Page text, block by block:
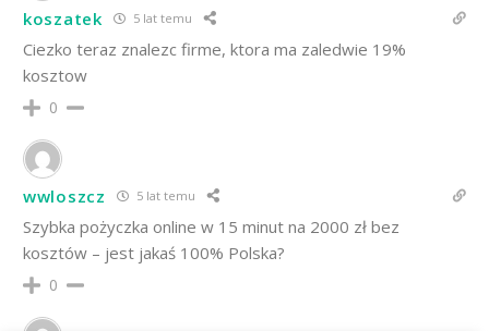
koszatek 5 lat temu
Ciezko teraz znalezc firme, ktora ma zaledwie 19%
kosztow
0
wwloszcz 5 lat temu
Szybka pożyczka online w 15 minut na 2000 zł bez
kosztów – jest jakaś 100% Polska?
0